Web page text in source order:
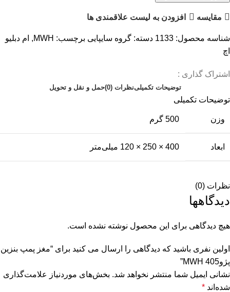
عددمقایسه افزودن به لیست علاقمندی ها
شناسه محصول: 1133 دسته: گروه سایپایی برچسب: MWH
, ام دبلیو
اچ
اشتراک گذاری :
توضیحات تکمیلینظرات (0) حمل و نقل و تحویل
توضیحات تکمیلی
وزن 500 گرم
ابعاد 400 × 250 × 120 میلی‌متر
نظرات (0)
دیدگاهها
هیچ دیدگاهی برای این محصول نوشته نشده است.
اولین نفری باشید که دیدگاهی را ارسال می کنید برای “مغز پمپ بنزین
پژو405 MWH”
نشانی ایمیل شما منتشر نخواهد شد. بخش‌های موردنیاز علامت‌گذاری
شده‌اند *